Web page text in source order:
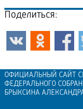
Поделиться:
ОФИЦИАЛЬНЫЙ САЙТ
ФЕДЕРАЛЬНОГО
БРЫКСИНА